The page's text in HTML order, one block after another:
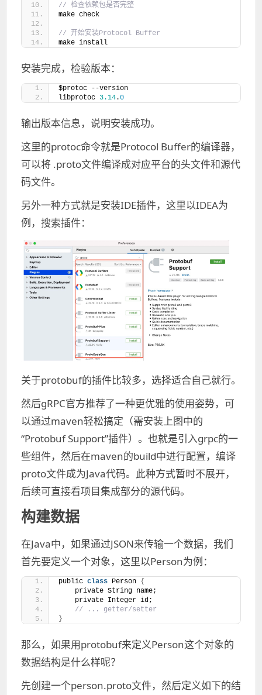
// 检查依赖包是否完整
make check
// 开始安装Protocol Buffer
make install
安装完成，检验版本：
$protoc --version
libprotoc 3.14.0
输出版本信息，说明安装成功。
这里的protoc命令就是Protocol Buffer的编译器，
可以将 .proto文件编译成对应平台的头文件和源代
码文件。
另外一种方式就是安装IDE插件，这里以IDEA为
例，搜索插件：
关于protobuf的插件比较多，选择适合自己就行。
然后gRPC官方推荐了一种更优雅的使用姿势，可
以通过maven轻松搞定（需安装上图中的
“Protobuf Support”插件）。也就是引入grpc的一
些组件，然后在maven的build中进行配置，编译
proto文件成为Java代码。此种方式暂时不展开，
后续可直接看项目集成部分的源代码。
构建数据
在Java中，如果通过JSON来传输一个数据，我们
首先要定义一个对象，这里以Person为例：
public class Person {
    private String name;
    private Integer id;
// ... getter/setter
}
那么，如果用protobuf来定义Person这个对象的
数据结构是什么样呢？
先创建一个person.proto文件，然后定义如下的结